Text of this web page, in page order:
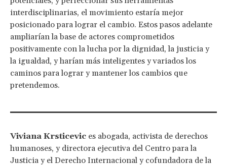
interdisciplinarias, el movimiento estaría mejor
posicionado para lograr el cambio. Estos pasos adelante
ampliarían la base de actores comprometidos
positivamente con la lucha por la dignidad, la justicia y
la igualdad, y harían más inteligentes y variados los
caminos para lograr y mantener los cambios que
pretendemos.
Viviana Krsticevic es abogada, activista de derechos
humanoses, y directora ejecutiva del Centro para la
Justicia y el Derecho Internacional y cofundadora de la